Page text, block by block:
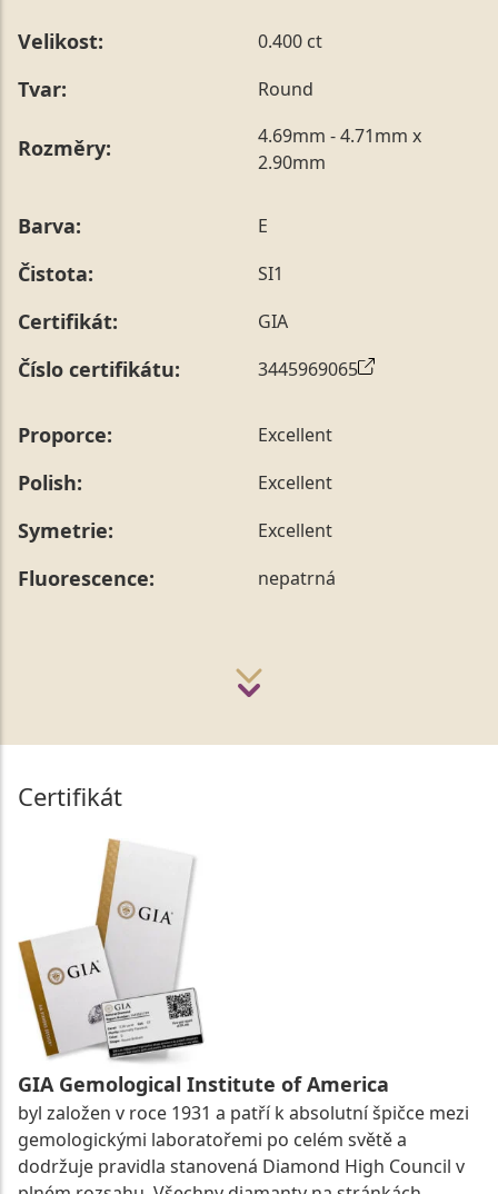
Velikost: 0.400 ct
Tvar: Round
Rozměry:
4.69mm - 4.71mm x
2.90mm
Barva: E
Čistota: SI1
Certifikát: GIA
Číslo certifikátu: 3445969065
Proporce: Excellent
Polish: Excellent
Symetrie: Excellent
Fluorescence: nepatrná
Certifikát
GIA Gemological Institute of America
byl založen v roce 1931 a patří k absolutní špičce mezi
gemologickými laboratořemi po celém světě a
dodržuje pravidla stanovená Diamond High Council v